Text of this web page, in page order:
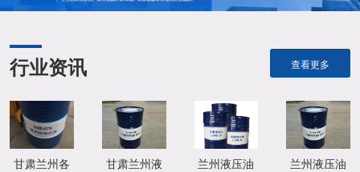
行业资讯 查看更多
甘肃兰州各
甘肃兰州液
兰州液压油
兰州液压油